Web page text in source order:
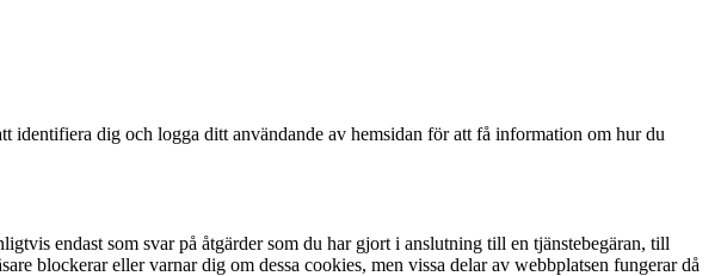
identifiera dig och logga ditt användande av hemsidan för att få information om hur du
endast som svar på åtgärder som du har gjort i anslutning till en tjänstebegäran, till
blockerar eller varnar dig om dessa cookies, men vissa delar av webbplatsen fungerar då